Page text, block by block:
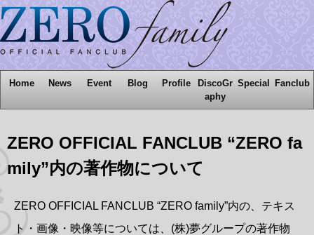
Home News Event Blog Profile
DiscoGr
aphy
Special Fanclub
ZERO OFFICIAL FANCLUB “ZERO fa
mily”内の著作物について
ZERO OFFICIAL FANCLUB “ZERO family”内の、テキス
ト・画像・映像等については、(株)夢グループの著作物